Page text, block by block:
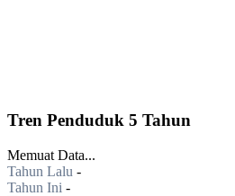
Tren Penduduk 5 Tahun
Memuat Data...
Tahun Lalu -
Tahun Ini -